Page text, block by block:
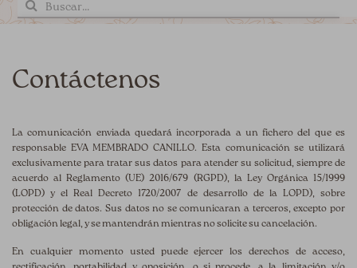
Contáctenos
La comunicación enviada quedará incorporada a un fichero del que es
responsable EVA MEMBRADO CANILLO. Esta comunicación se utilizará
exclusivamente para tratar sus datos para atender su solicitud, siempre de
acuerdo al Reglamento (UE) 2016/679 (RGPD), la Ley Orgánica 15/1999
(LOPD) y el Real Decreto 1720/2007 de desarrollo de la LOPD), sobre
protección de datos. Sus datos no se comunicaran a terceros, excepto por
obligación legal, y se mantendrán mientras no solicite su cancelación.
En cualquier momento usted puede ejercer los derechos de acceso,